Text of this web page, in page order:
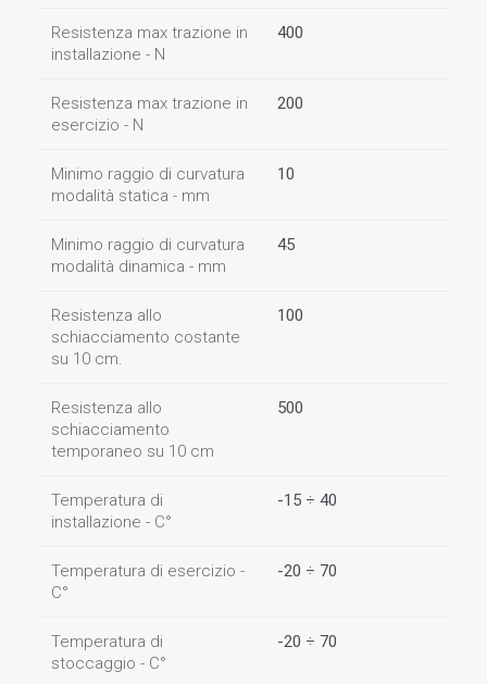
Resistenza max trazione in
installazione - N
400
Resistenza max trazione in
esercizio - N
200
Minimo raggio di curvatura
modalità statica - mm
10
Minimo raggio di curvatura
modalità dinamica - mm
45
Resistenza allo
schiacciamento costante
su 10 cm.
100
Resistenza allo
schiacciamento
temporaneo su 10 cm
500
Temperatura di
installazione - C°
-15 ÷ 40
Temperatura di esercizio -
C°
-20 ÷ 70
Temperatura di
stoccaggio - C°
-20 ÷ 70